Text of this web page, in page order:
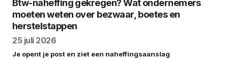
Btw-naheffing gekregen? Wat ondernemers
moeten weten over bezwaar, boetes en
herstelstappen
25 juli 2026
Je opent je post en ziet een naheffingsaanslag